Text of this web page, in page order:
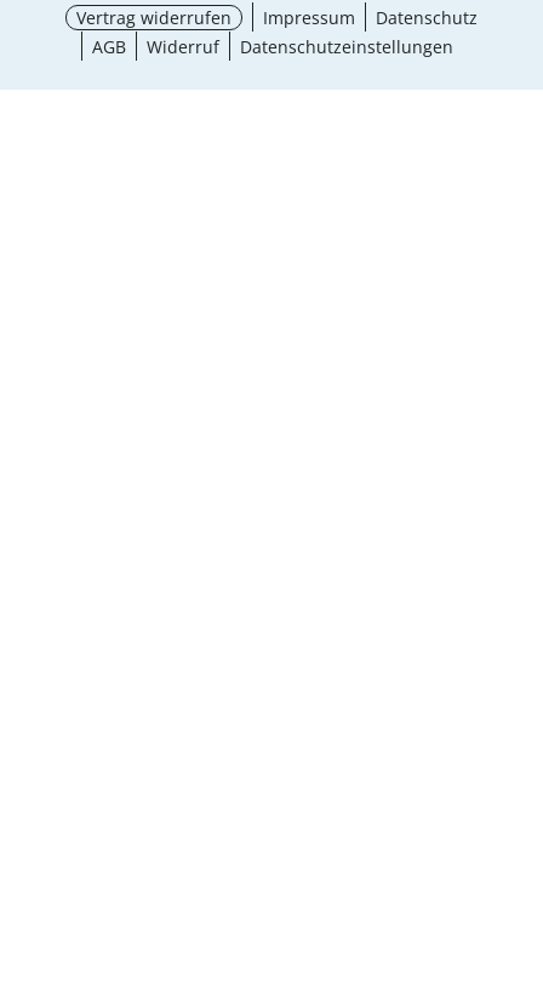
Vertrag widerrufen Impressum
Datenschutz
AGB
Widerruf Datenschutzeinstellungen